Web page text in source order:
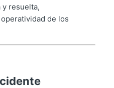
resuelta,
de los